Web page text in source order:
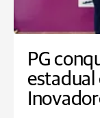
PG
estadual